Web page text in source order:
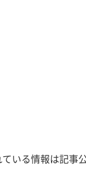
いる情報は記事